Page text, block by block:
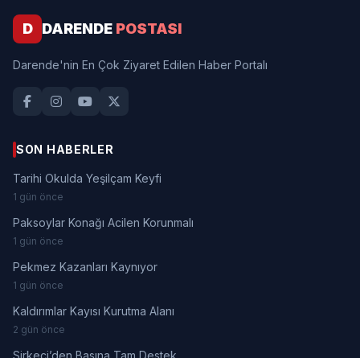
D DARENDE POSTASI
Darende'nin En Çok Ziyaret Edilen Haber Portalı
SON HABERLER
Tarihi Okulda Yeşilçam Keyfi
1 gün önce
Paksoylar Konağı Acilen Korunmalı
1 gün önce
Pekmez Kazanları Kaynıyor
1 gün önce
Kaldırımlar Kayısı Kurutma Alanı
2 gün önce
Sirkeci’den Basına Tam Destek